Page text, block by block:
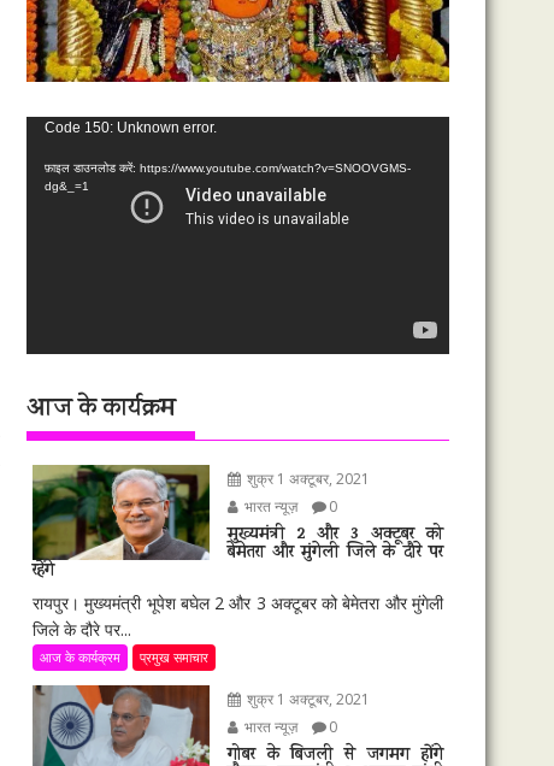
वीडियो
प्लेयर
Code 150: Unknown error.
फ़ाइल डाउनलोड करें: https://www.youtube.com/watch?v=SNOOVGMS-
dg&_=1
आज के कार्यक्रम
शुक्र 1 अक्टूबर, 2021
भारत न्यूज़
0
मुख्यमंत्री 2 और 3 अक्टूबर को
बेमेतरा और मुंगेली जिले के दौरे पर
रहेंगे
रायपुर। मुख्यमंत्री भूपेश बघेल 2 और 3 अक्टूबर को बेमेतरा और मुंगेली
जिले के दौरे पर...
आज के कार्यक्रम प्रमुख समाचार
शुक्र 1 अक्टूबर, 2021
भारत न्यूज़
0
गोबर के बिजली से जगमग होंगे